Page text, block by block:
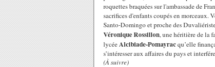
roquettes braquées sur l'ambassade de
sacrifices d'enfants coupés en
Santo-Domingo et proche des
Véronique Rossillon, une héritière de la
lycéeAlcibiade-Pomayracqu’elle
s’intéresser aux affaires du pays et
(À suivre)